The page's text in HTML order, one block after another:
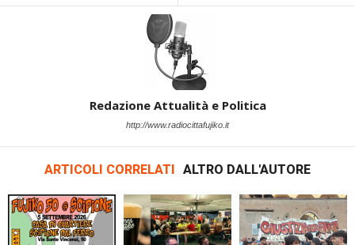
Redazione Attualità e Politica
http://www.radiocittafujiko.it
ARTICOLI CORRELATI ALTRO DALL'AUTORE